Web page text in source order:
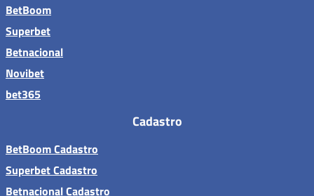
BetBoom
Superbet
Betnacional
Novibet
bet365
Cadastro
BetBoom Cadastro
Superbet Cadastro
Betnacional Cadastro